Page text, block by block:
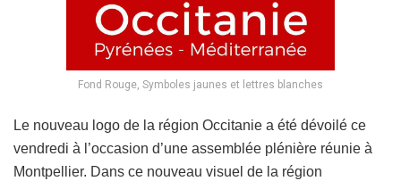
Fond Rouge, Symboles jaunes et lettres blanches
Le nouveau logo de la région Occitanie a été dévoilé ce
vendredi à l’occasion d’une assemblée plénière réunie à
Montpellier. Dans ce nouveau visuel de la région